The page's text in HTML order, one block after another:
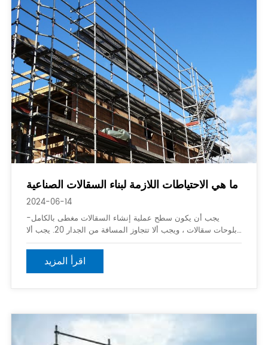
ما هي الاحتياطات اللازمة لبناء السقالات الصناعية
2024-06-14
-يجب أن يكون سطح عملية إنشاء السقالات مغطى بالكامل
بلوحات سقالات ، ويجب ألا تتجاوز المسافة من الجدار 20. يجب ألا
تكون هناك فجوات أو ألواح تحقيق أو ألواح طيران ؛ -يجب تثبيت
اقرأ المزيد